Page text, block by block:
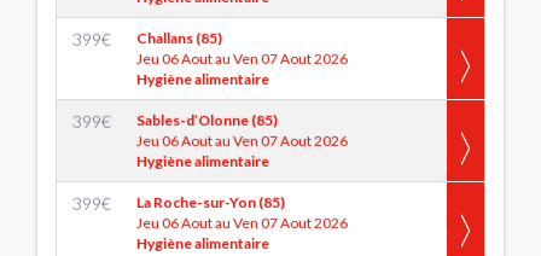
399€
Challans (85)
Jeu 06 Aout au Ven 07 Aout 2026
Hygiène alimentaire
399€
Sables-d’Olonne (85)
Jeu 06 Aout au Ven 07 Aout 2026
Hygiène alimentaire
399€
La Roche-sur-Yon (85)
Jeu 06 Aout au Ven 07 Aout 2026
Hygiène alimentaire